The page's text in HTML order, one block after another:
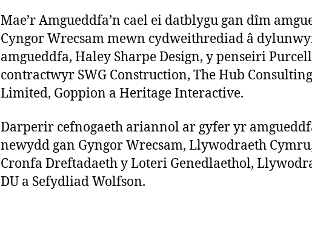
Mae’r Amgueddfa’n cael ei datblygu gan dîm
Cyngor Wrecsam mewn cydweithrediad â
amgueddfa, Haley Sharpe Design, y penseiri Purcell
contractwyr SWG Construction, The Hub Consulting
Limited, Goppion a Heritage Interactive.
Darperir cefnogaeth ariannol ar gyfer yr
newydd gan Gyngor Wrecsam, Llywodraeth
Cronfa Dreftadaeth y Loteri Genedlaethol,
DU a Sefydliad Wolfson.